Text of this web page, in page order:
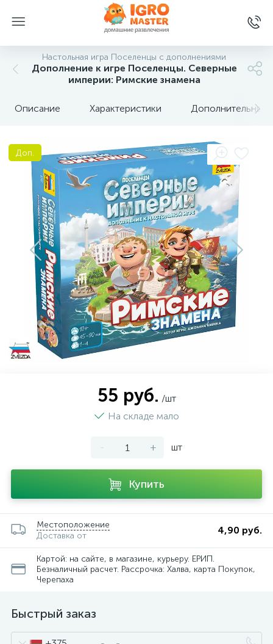
Настольная игра Поселенцы с дополнениями
Дополнение к игре Поселенцы. Северные
империи: Римские знамена
Описание Характеристики Дополнительные
Доп.
55 руб. /шт
На складе мало
- + шт
Купить
Местоположение
Доставка от
4,90 руб.
Картой: на сайте, в магазине, курьеру. ЕРИП.
Безналичный расчет. Рассрочка: Халва, карта Покупок,
Черепаха
Быстрый заказ